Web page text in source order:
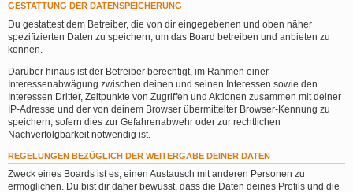
GESTATTUNG DER DATENSPEICHERUNG
Du gestattest dem Betreiber, die von dir eingegebenen und oben näher
spezifizierten Daten zu speichern, um das Board betreiben und anbieten zu
können.
Darüber hinaus ist der Betreiber berechtigt, im Rahmen einer
Interessenabwägung zwischen deinen und seinen Interessen sowie den
Interessen Dritter, Zeitpunkte von Zugriffen und Aktionen zusammen mit deiner
IP-Adresse und der von deinem Browser übermittelter Browser-Kennung zu
speichern, sofern dies zur Gefahrenabwehr oder zur rechtlichen
Nachverfolgbarkeit notwendig ist.
REGELUNGEN BEZÜGLICH DER WEITERGABE DEINER DATEN
Zweck eines Boards ist es, einen Austausch mit anderen Personen zu
ermöglichen. Du bist dir daher bewusst, dass die Daten deines Profils und die